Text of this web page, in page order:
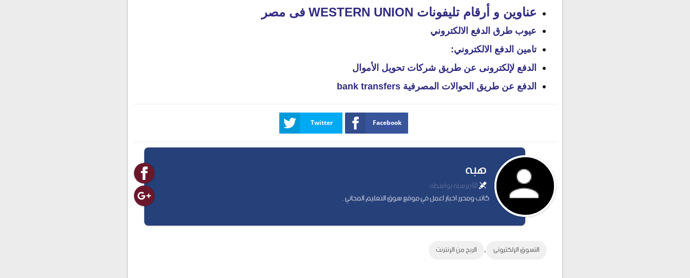
عناوين و أرقام تليفونات WESTERN UNION فى مصر
عيوب طرق الدفع الالكتروني
تامين الدفع الالكتروني:
الدفع لإلكترونى عن طريق شركات تحويل الأموال
الدفع عن طريق الحوالات المصرفية bank transfers
Facebook
Twitter
هبه
@مرسلة بواسطة
كاتب ومحرر اخبار اعمل في موقع سوق التعليم المجاني .
التسوق الإلكترونى , الربح من الإنترنت